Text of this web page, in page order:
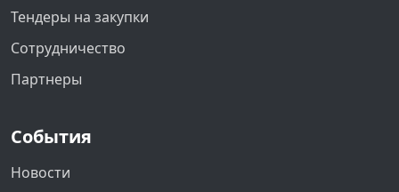
Тендеры на закупки
Сотрудничество
Партнеры
События
Новости